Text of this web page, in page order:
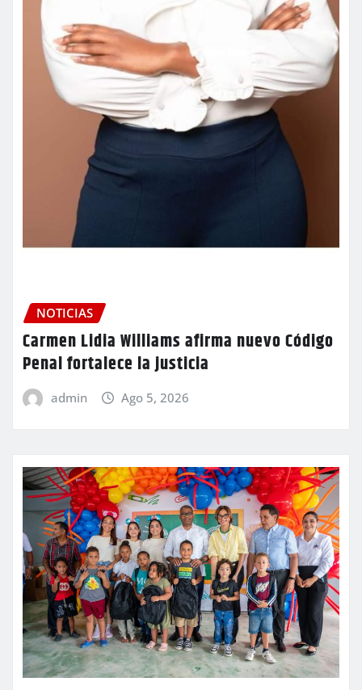
NOTICIAS
Carmen Lidia Williams afirma nuevo Código
Penal fortalece la justicia
admin Ago 5, 2026